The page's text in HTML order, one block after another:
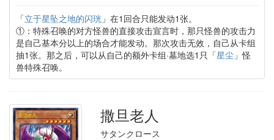
「立于星坠之地的闪珖 」在1回合只能发动1张。
①：特殊召唤的对方怪兽的直接攻击宣言时，那只怪兽的攻击力
是自己基本分以上的场合才能发动。那次攻击无效，自己从卡组
抽1张。那之后，可以从自己的额外卡组·墓地选1只「星尘 」怪
兽特殊召唤。
撒旦老人
サタンクロース